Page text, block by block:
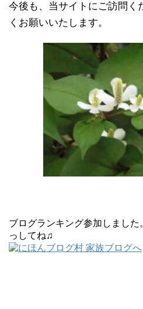
今後も、当サイトにご訪問く
くお願いいたします。
ブログランキング参加しまし
っしてね♫